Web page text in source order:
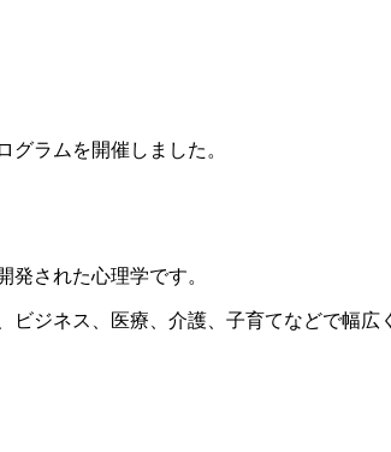
グラムを開催しました。
された心理学です。
ジネス、医療、介護、子育てなどで幅